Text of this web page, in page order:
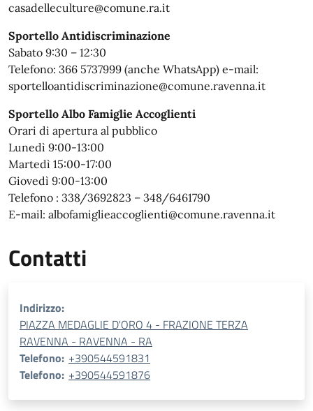
casadelleculture@comune.ra.it
Sportello Antidiscriminazione
Sabato 9:30 – 12:30
Telefono: 366 5737999 (anche WhatsApp) e-mail:
sportelloantidiscriminazione@comune.ravenna.it
Sportello Albo Famiglie Accoglienti
Orari di apertura al pubblico
Lunedì 9:00-13:00
Martedì 15:00-17:00
Giovedì 9:00-13:00
Telefono : 338/3692823 – 348/6461790
E-mail: albofamiglieaccoglienti@comune.ravenna.it
Contatti
Indirizzo:
PIAZZA MEDAGLIE D'ORO 4 - FRAZIONE TERZA
RAVENNA - RAVENNA - RA
Telefono: +390544591831
Telefono: +390544591876